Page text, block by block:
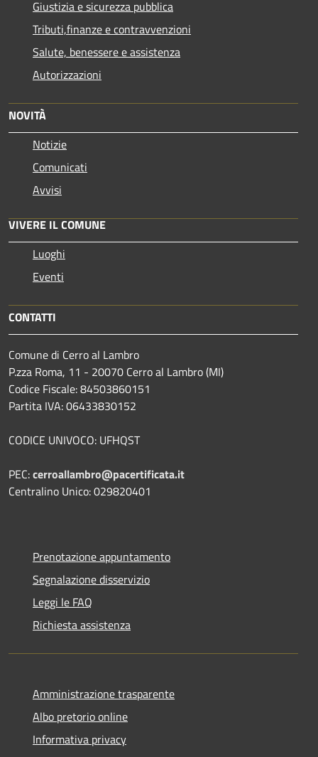
Giustizia e sicurezza pubblica
Tributi,finanze e contravvenzioni
Salute, benessere e assistenza
Autorizzazioni
NOVITÀ
Notizie
Comunicati
Avvisi
VIVERE IL COMUNE
Luoghi
Eventi
CONTATTI
Comune di Cerro al Lambro
P.zza Roma, 11 - 20070 Cerro al Lambro (MI)
Codice Fiscale: 84503860151
Partita IVA: 06433830152
CODICE UNIVOCO: UFHQST
PEC:cerroallambro@pacertificata.it
Centralino Unico: 029820401
Prenotazione appuntamento
Segnalazione disservizio
Leggi le FAQ
Richiesta assistenza
Amministrazione trasparente
Albo pretorio online
Informativa privacy